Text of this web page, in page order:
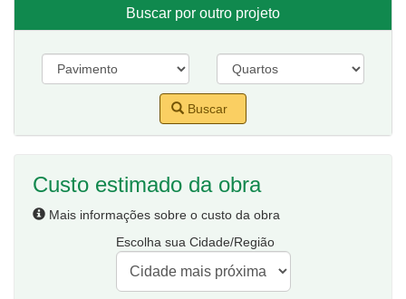
Buscar por outro projeto
Buscar
Custo estimado da obra
Mais informações sobre o custo da obra
Escolha sua Cidade/Região